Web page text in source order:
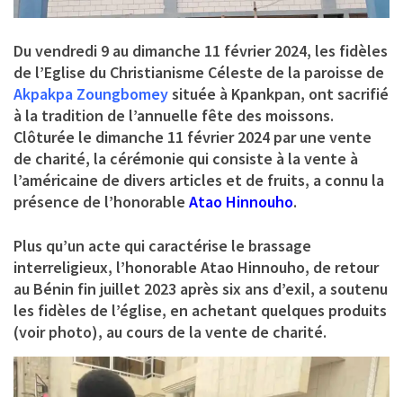
Du vendredi 9 au dimanche 11 février 2024, les fidèles
de l’Eglise du Christianisme Céleste de la paroisse de
Akpakpa Zoungbomeysituée à Kpankpan, ont sacrifié
à la tradition de l’annuelle fête des moissons.
Clôturée le dimanche 11 février 2024 par une vente
de charité, la cérémonie qui consiste à la vente à
l’américaine de divers articles et de fruits, a connu la
présence de l’honorable Atao Hinnouho.
Plus qu’un acte qui caractérise le brassage
interreligieux, l’honorable Atao Hinnouho, de retour
au Bénin fin juillet 2023 après six ans d’exil, a soutenu
les fidèles de l’église, en achetant quelques produits
(voir photo), au cours de la vente de charité.